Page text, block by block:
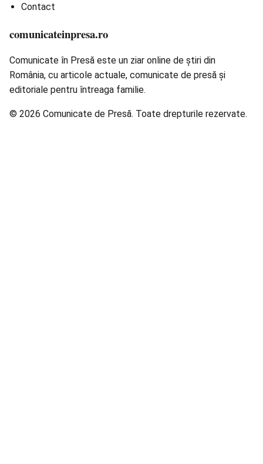
Contact
comunicateinpresa.ro
Comunicate în Presă este un ziar online de știri din
România, cu articole actuale, comunicate de presă și
editoriale pentru întreaga familie.
© 2026 Comunicate de Presă. Toate drepturile rezervate.